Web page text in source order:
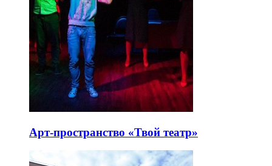
Арт-пространство «Твой театр»